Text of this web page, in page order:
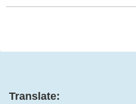
Translate: